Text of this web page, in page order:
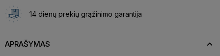
14 dienų prekių grąžinimo garantija
APRAŠYMAS